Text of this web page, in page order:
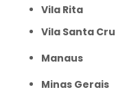
Vila Rita
Vila Santa
Manaus
Minas Gerais